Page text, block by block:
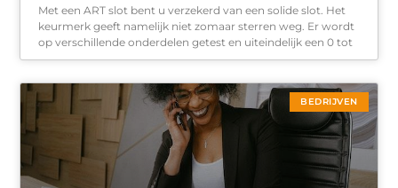
Met een ART slot bent u verzekerd van een solide slot. Het
keurmerk geeft namelijk niet zomaar sterren weg. Er wordt
op verschillende onderdelen getest en uiteindelijk een 0 tot
BEDRIJVEN